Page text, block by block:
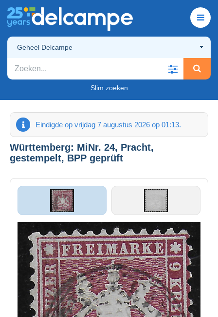
Geheel Delcampe
Slim zoeken
Eindigde op vrijdag 7 augustus 2026 op 01:13.
Württemberg: MiNr. 24, Pracht,
gestempelt, BPP geprüft